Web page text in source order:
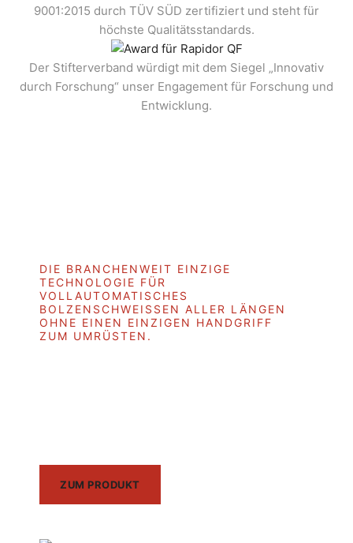
9001:2015 durch TÜV SÜD zertifiziert und steht für
höchste Qualitätsstandards.
Der Stifterverband würdigt mit dem Siegel „Innovativ
durch Forschung“ unser Engagement für Forschung und
Entwicklung.
DIE BRANCHENWEIT EINZIGE
TECHNOLOGIE FÜR
VOLLAUTOMATISCHES
BOLZENSCHWEISSEN ALLER LÄNGEN O
HNE EINEN EINZIGEN HANDGRIFF Z
UM UMRÜSTEN.
ZUM PRODUKT